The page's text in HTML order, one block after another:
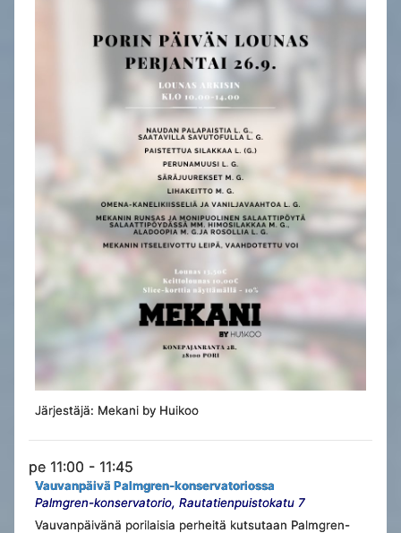
Järjestäjä: Mekani by Huikoo
pe 11:00 - 11:45
Vauvanpäivä Palmgren-konservatoriossa
Palmgren-konservatorio, Rautatienpuistokatu 7
Vauvanpäivänä porilaisia perheitä kutsutaan Palmgren-